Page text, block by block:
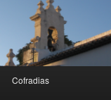
Cofradias